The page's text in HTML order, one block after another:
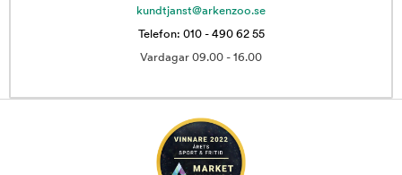
kundtjanst@arkenzoo.se
Telefon: 010 - 490 62 55
Vardagar 09.00 - 16.00